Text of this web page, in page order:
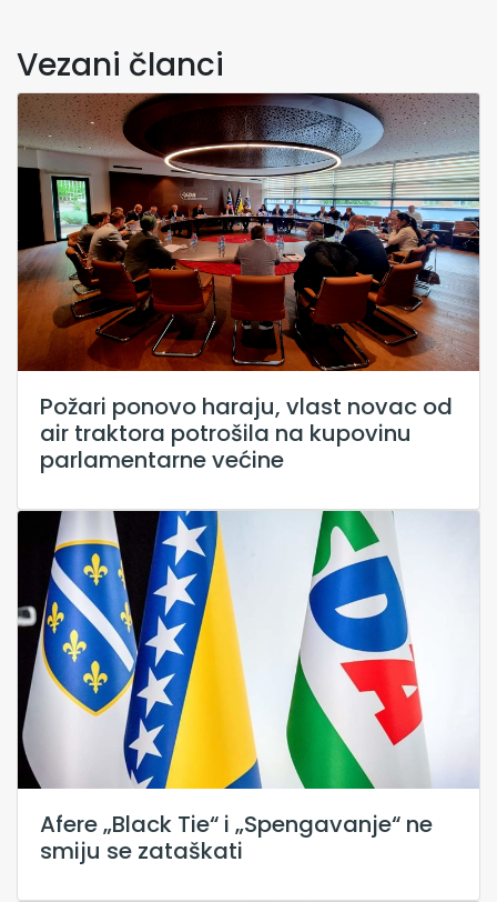
Vezani članci
Požari ponovo haraju, vlast novac od
air traktora potrošila na kupovinu
parlamentarne većine
Afere „Black Tie“ i „Spengavanje“ ne
smiju se zataškati